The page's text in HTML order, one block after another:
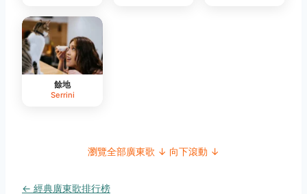
餘地
Serrini
瀏覽全部廣東歌 ↓ 向下滾動 ↓
← 經典廣東歌排行榜